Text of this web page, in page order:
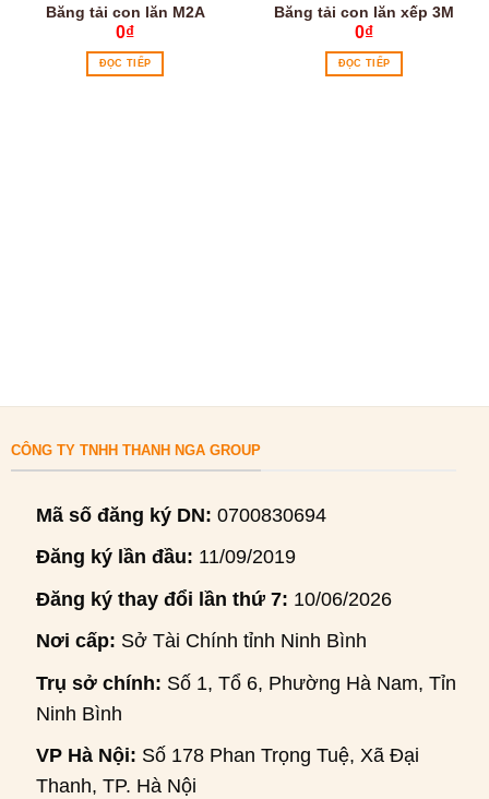
Băng tải con lăn M2A
0₫
ĐỌC TIẾP
Băng tải con lăn xếp 3M
0₫
ĐỌC TIẾP
CÔNG TY TNHH THANH NGA GROUP
Mã số đăng ký DN: 0700830694
Đăng ký lần đầu: 11/09/2019
Đăng ký thay đổi lần thứ 7: 10/06/2026
Nơi cấp: Sở Tài Chính tỉnh Ninh Bình
Trụ sở chính: Số 1, Tổ 6, Phường Hà Nam, Tỉnh
Ninh Bình
VP Hà Nội: Số 178 Phan Trọng Tuệ, Xã Đại
Thanh, TP. Hà Nội